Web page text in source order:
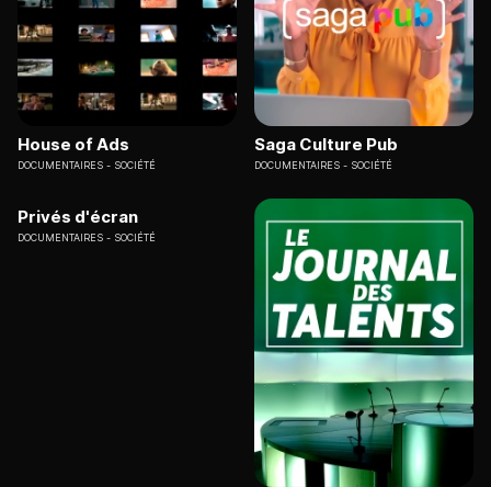
House of Ads
DOCUMENTAIRES SOCIÉTÉ
Saga Culture Pub
DOCUMENTAIRES SOCIÉTÉ
Privés d'écran
DOCUMENTAIRES SOCIÉTÉ